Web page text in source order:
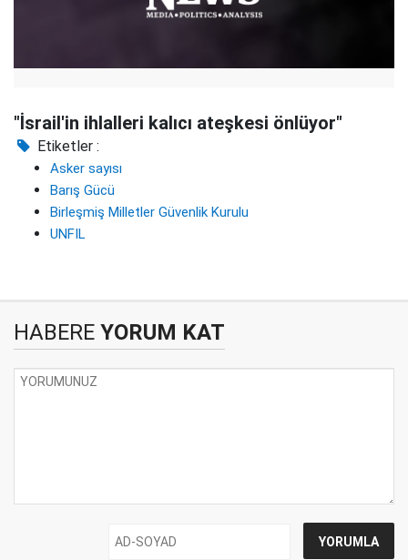
"İsrail'in ihlalleri kalıcı ateşkesi önlüyor"
Etiketler :
Asker sayısı
Barış Gücü
Birleşmiş Milletler Güvenlik Kurulu
UNFIL
HABERE YORUM KAT